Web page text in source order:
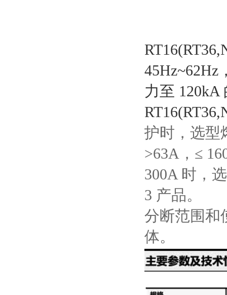
力至
RT16(
护时，选型
>63A，≤
300A 时，
3 产品。
分断范围和
体。